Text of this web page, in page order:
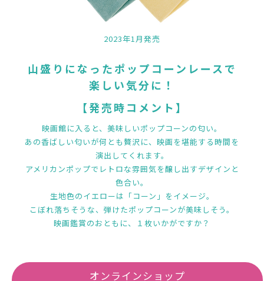
2023年1月発売
山盛りになったポップコーンレースで
楽しい気分に！
【発売時コメント】
映画館に入ると、美味しいポップコーンの匂い。
あの香ばしい匂いが何とも贅沢に、映画を堪能する時間を
演出してくれます。
アメリカンポップでレトロな雰囲気を醸し出すデザインと
色合い。
生地色のイエローは「コーン」をイメージ。
こぼれ落ちそうな、弾けたポップコーンが美味しそう。
映画鑑賞のおともに、１枚いかがですか？
オンラインショップ